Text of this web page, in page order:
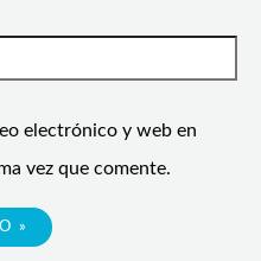
electrónico y web en
vez que comente.